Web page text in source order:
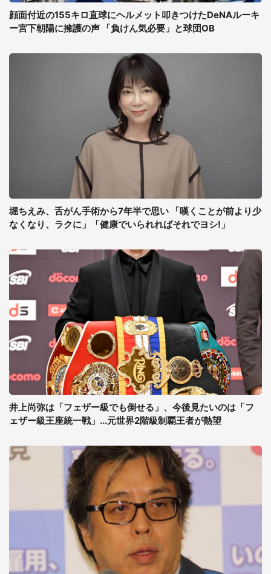
顔面付近の155キロ直球にヘルメット叩きつけたDeNAルーキ
ー宮下朝陽に擁護の声 「負けん気必要」と球団OB
堀ちえみ、舌がん手術から7年半で思い 「嘆くことが前より少
なくなり、ラクに」「健康でいられればそれでヨシ!」
井上尚弥は「フェザー級でも倒せる」、今後見たいのは「フ
ェザー級王座統一戦」...元世界2階級制覇王者が熱望